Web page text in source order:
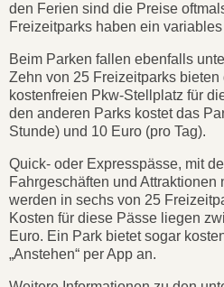
den Ferien sind die Preise
Freizeitparks haben ein
Beim Parken fallen ebenfalls
Zehn von 25 Freizeitparks bieten
kostenfreien Pkw-Stellplatz für
den anderen Parks kostet das
Stunde) und 10 Euro (pro Tag).
Quick- oder Expresspässe, mit
Fahrgeschäften und Attraktionen
werden in sechs von 25
Kosten für diese Pässe liegen
Euro. Ein Park bietet sogar
„Anstehen“ per App an.